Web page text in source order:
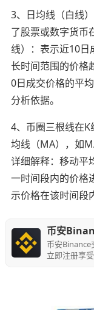
3、日均线（白线
了股票或数字货币
线）：表示近10日
长时间范围的价格
0日成交价格的平
分析依据。
4、币圈三根线在
均线（MA），如
详细解释：移动平
一时间段内的价格
示价格在该时间段
币安
币安Binance
立即注册享